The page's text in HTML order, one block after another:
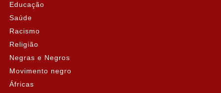
Educação
Saúde
Racismo
Religião
Negras e Negros
Movimento negro
Áfricas